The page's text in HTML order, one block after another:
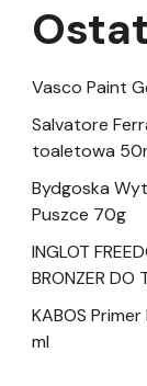
Vasco Paint
Salvatore
toaletowa
Bydgoska
Puszce 70g
INGLOT
BRONZER DO
KABOS
ml